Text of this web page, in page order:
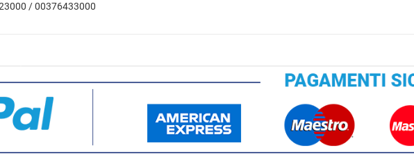
/ 00376433000